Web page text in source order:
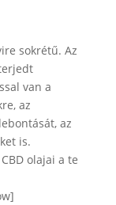
sokrétű. Az
van a
az
az
is.
olajai a te